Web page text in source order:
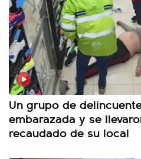
Un grupo de
embarazada y se
recaudado de su local